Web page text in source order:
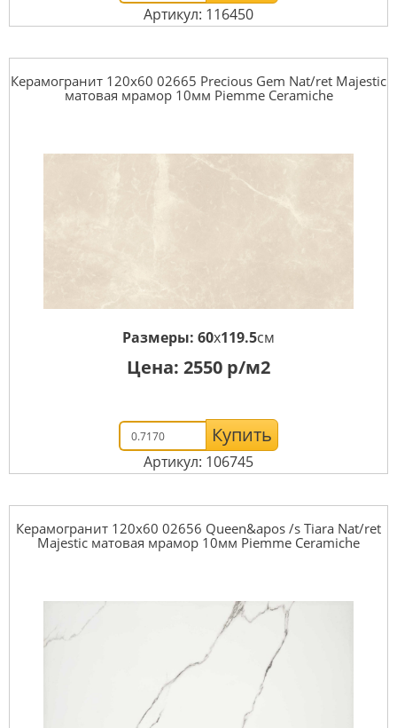
Артикул: 116450
Керамогранит 120x60 02665 Precious Gem Nat/ret Majestic
матовая мрамор 10мм Piemme Ceramiche
Размеры: 60x119.5см
Цена: 2550 р/м2
Купить
Артикул: 106745
Керамогранит 120x60 02656 Queen&apos /s Tiara Nat/ret
Majestic матовая мрамор 10мм Piemme Ceramiche